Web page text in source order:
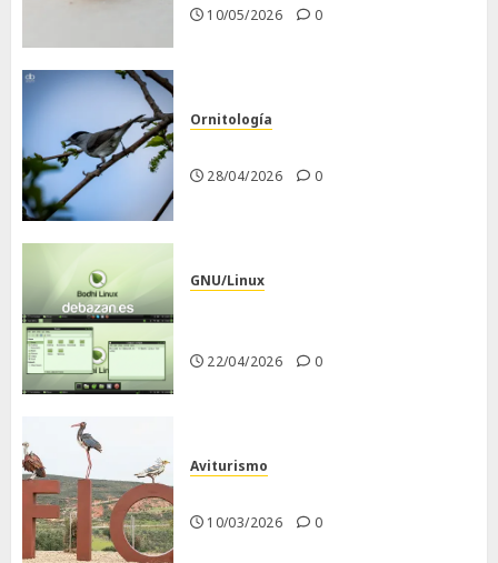
10/05/2026 0
Ornitología
28/04/2026 0
GNU/Linux
22/04/2026 0
Aviturismo
10/03/2026 0